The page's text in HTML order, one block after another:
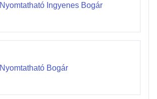
Nyomtatható Ingyenes Bogár
Nyomtatható Bogár